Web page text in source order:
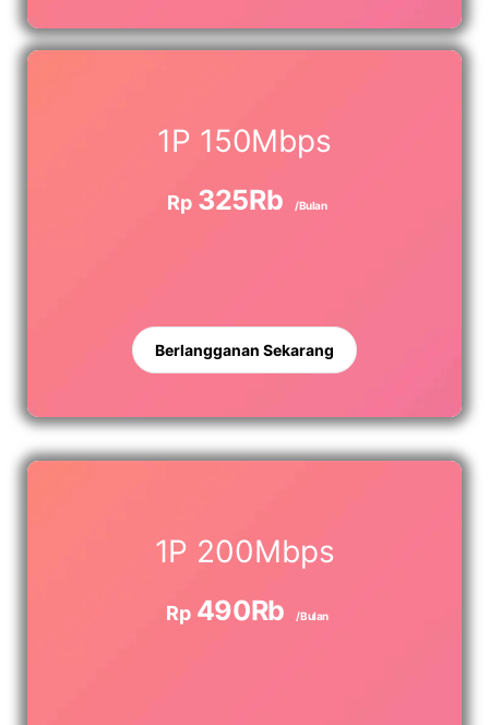
1P 150Mbps
Rp 325Rb /Bulan
Berlangganan Sekarang
1P 200Mbps
Rp 490Rb /Bulan